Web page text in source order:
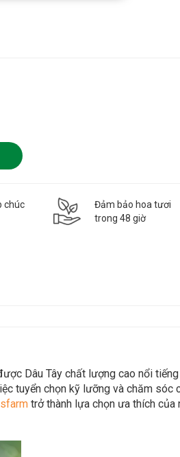
chúc
Đảm bảo hoa tươi
trong 48 giờ
Dâu Tây chất lượng cao nổi
tuyển chọn kỹ lưỡng và chăm sóc
trở thành lựa chọn ưa thích của